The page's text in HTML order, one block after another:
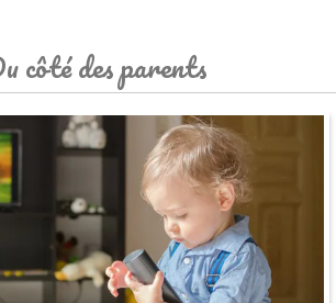
côté des parents